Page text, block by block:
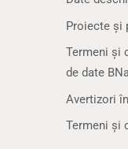
Proiecte și
Termeni și
de date
Avertizori
Termeni și